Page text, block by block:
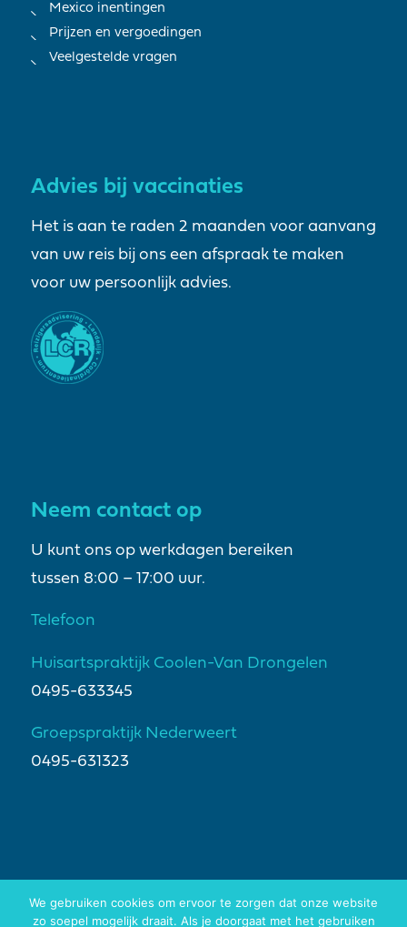
Mexico inentingen
Prijzen en vergoedingen
Veelgestelde vragen
Advies bij vaccinaties
Het is aan te raden 2 maanden voor aanvang
van uw reis bij ons een afspraak te maken
voor uw persoonlijk advies.
Neem contact op
U kunt ons op werkdagen bereiken
tussen 8:00 – 17:00 uur.
Telefoon
Huisartspraktijk Coolen-Van Drongelen
0495-633345
Groepspraktijk Nederweert
0495-631323
We gebruiken cookies om ervoor te zorgen dat onze website
zo soepel mogelijk draait. Als je doorgaat met het gebruiken